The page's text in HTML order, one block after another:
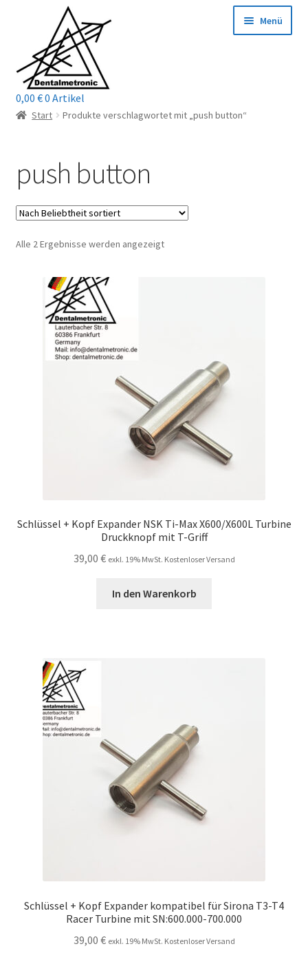
Navigation
springen
springen
Menü
Home
Mein Konto / Login
Kontakt
Reparaturservice
Wichtige Infos
Unsere Firma
Warenkorb
0,00 €0 Artikel
Start Produkte verschlagwortet mit „push button“
push button
Alle 2 Ergebnisse werden angezeigtNach
Schlüssel + Kopf Expander NSK Ti-Max X600/X600L Turbine
Druckknopf mit T-Griff
39,00 € exkl. 19% MwSt. Kostenloser Versand
In den Warenkorb
Schlüssel + Kopf Expander kompatibel für Sirona T3-T4
Racer Turbine mit SN:600.000-700.000
39,00 € exkl. 19% MwSt. Kostenloser Versand